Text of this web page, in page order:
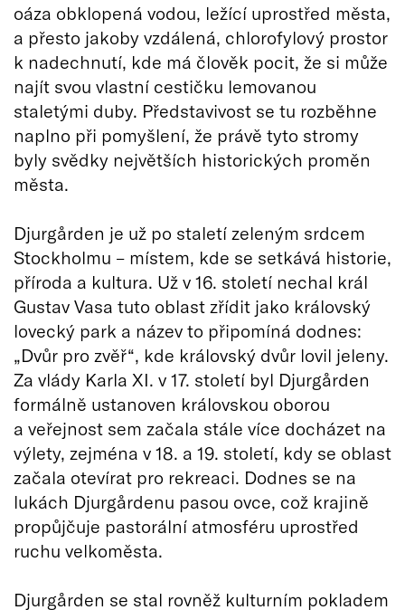
oáza obklopená vodou, ležící uprostřed města,
a přesto jakoby vzdálená, chlorofylový prostor
k nadechnutí, kde má člověk pocit, že si může
najít svou vlastní cestičku lemovanou
staletými duby. Představivost se tu rozběhne
naplno při pomyšlení, že právě tyto stromy
byly svědky největších historických proměn
města.
Djurgården je už po staletí zeleným srdcem
Stockholmu – místem, kde se setkává historie,
příroda a kultura. Už v 16. století nechal král
Gustav Vasa tuto oblast zřídit jako královský
lovecký park a název to připomíná dodnes:
„Dvůr pro zvěř“, kde královský dvůr lovil jeleny.
Za vlády Karla XI. v 17. století byl Djurgården
formálně ustanoven královskou oborou
a veřejnost sem začala stále více docházet na
výlety, zejména v 18. a 19. století, kdy se oblast
začala otevírat pro rekreaci. Dodnes se na
lukách Djurgårdenu pasou ovce, což krajině
propůjčuje pastorální atmosféru uprostřed
ruchu velkoměsta.
Djurgården se stal rovněž kulturním pokladem